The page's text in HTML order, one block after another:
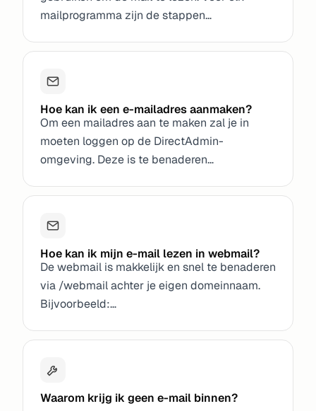
mailprogramma zijn de stappen…
Hoe kan ik een e-mailadres aanmaken?
Om een mailadres aan te maken zal je in
moeten loggen op de DirectAdmin-
omgeving. Deze is te benaderen…
Hoe kan ik mijn e-mail lezen in webmail?
De webmail is makkelijk en snel te benaderen
via /webmail achter je eigen domeinnaam.
Bijvoorbeeld:…
Waarom krijg ik geen e-mail binnen?